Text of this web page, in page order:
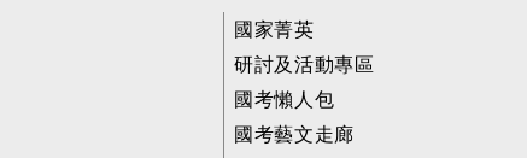
國家菁英
研討及活動專區
國考懶人包
國考藝文走廊